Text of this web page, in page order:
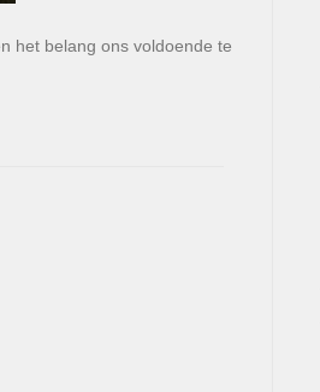
het belang ons voldoende te